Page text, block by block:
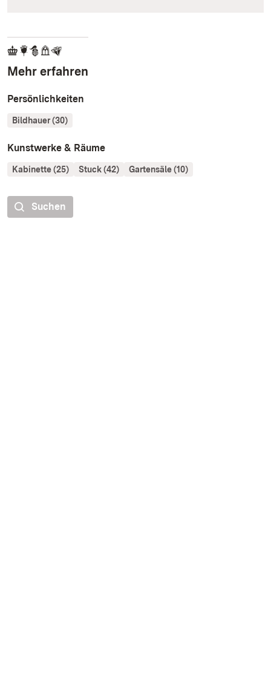
Mehr erfahren
Persönlichkeiten
Bildhauer (30)
Kunstwerke & Räume
Kabinette (25) Stuck (42) Gartensäle (10)
Suchen